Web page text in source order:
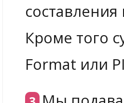
Кроме того
Format или